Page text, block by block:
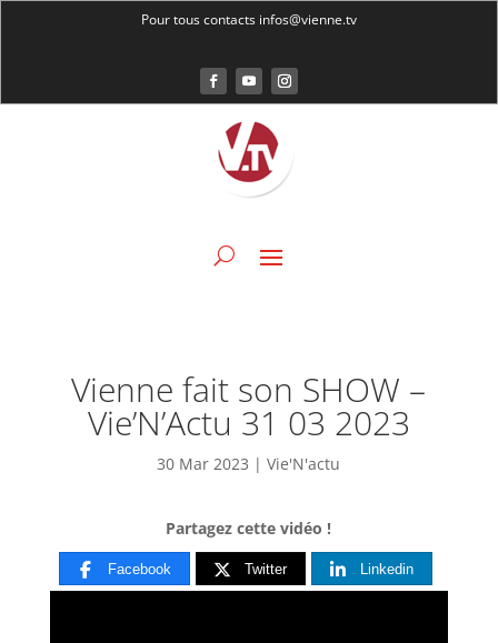
Pour tous contacts infos@vienne.tv
Vienne fait son SHOW –
Vie’N’Actu 31 03 2023
30 Mar 2023 |Vie'N'actu
Partagez cette vidéo !
Facebook Twitter Linkedin